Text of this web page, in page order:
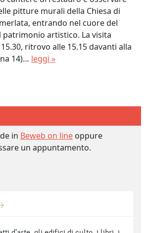
pitture murali della Chiesa di
entrando nel cuore del
artistico. La visita
ritrovo alle 15.15 davanti alla
14)… leggi »
in Beweb on line oppure
un appuntamento.